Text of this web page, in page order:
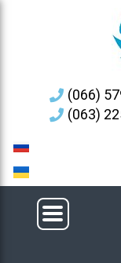
(066)
(063)